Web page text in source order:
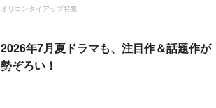
オリコンタイアップ特集
2026年7月夏ドラマも、注目作＆話題作が
勢ぞろい！